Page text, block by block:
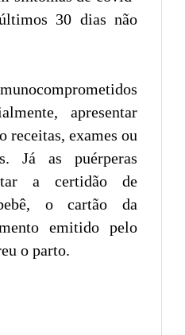
30 dias não
apresentar
receitas, exames ou
Já as puérperas
a certidão de
o cartão da
emitido pelo
o parto.